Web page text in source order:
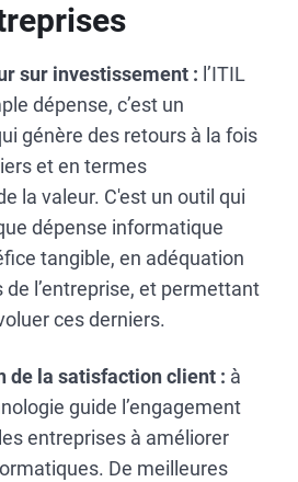
sur investissement : l’ITIL
dépense, c’est un
génère des retours à la fois
et en termes
la valeur. C'est un outil qui
dépense informatique
tangible, en adéquation
l’entreprise, et permettant
ces derniers.
de la satisfaction client : à
guide l’engagement
entreprises à améliorer
De meilleures